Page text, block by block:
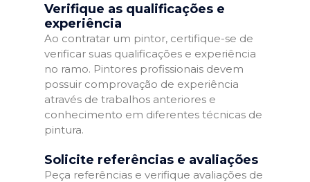
Verifique as qualificações e
experiência
Ao contratar um pintor, certifique-se de
verificar suas qualificações e experiência
no ramo. Pintores profissionais devem
possuir comprovação de experiência
através de trabalhos anteriores e
conhecimento em diferentes técnicas de
pintura.
Solicite referências e avaliações
Peça referências e verifique avaliações de